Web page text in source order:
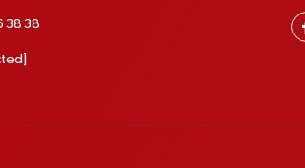
38 38